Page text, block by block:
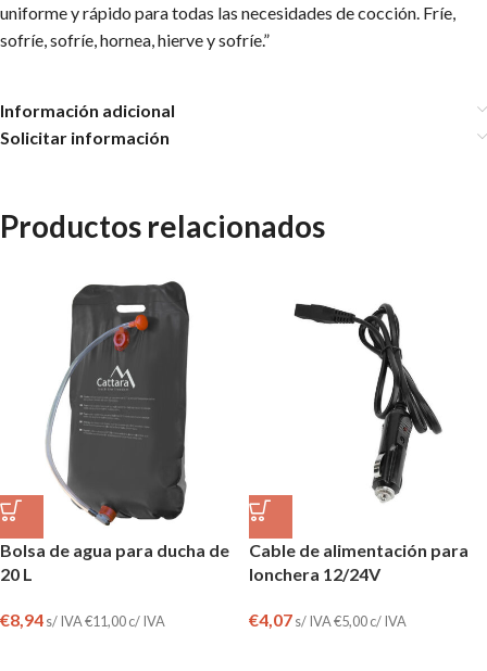
uniforme y rápido para todas las necesidades de cocción. Fríe,
sofríe, sofríe, hornea, hierve y sofríe.”
Información adicional
Solicitar información
Productos relacionados
Bolsa de agua para ducha de
20 L
€8,94s/ IVA€11,00c/ IVA
Cable de alimentación para
lonchera 12/24V
€4,07s/ IVA€5,00c/ IVA